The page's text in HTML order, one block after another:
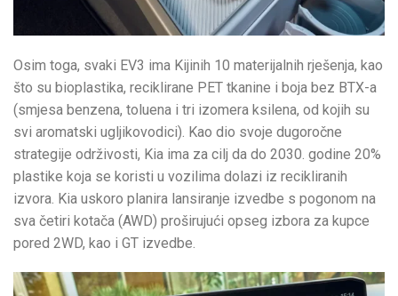
Osim toga, svaki EV3 ima Kijinih 10 materijalnih rješenja, kao
što su bioplastika, reciklirane PET tkanine i boja bez BTX-a
(smjesa benzena, toluena i tri izomera ksilena, od kojih su
svi aromatski ugljikovodici). Kao dio svoje dugoročne
strategije održivosti, Kia ima za cilj da do 2030. godine 20%
plastike koja se koristi u vozilima dolazi iz recikliranih
izvora. Kia uskoro planira lansiranje izvedbe s pogonom na
sva četiri kotača (AWD) proširujući opseg izbora za kupce
pored 2WD, kao i GT izvedbe.